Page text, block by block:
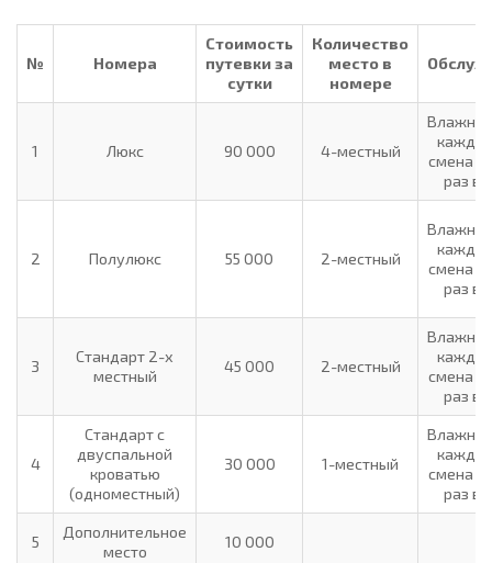
№ Номера
Стоимость
путевки за
сутки
Количество
место в
номере
1 Люкс 90 000 4-местный
смена
раз в
2 Полулюкс 55 000 2-местный
смена
раз в
3
Стандарт 2-х
местный
45 000 2-местный
смена
раз в
4
Стандарт с
двуспальной
кроватью
(одноместный)
30 000 1-местный
смена
раз в
5
Дополнительное
место
10 000